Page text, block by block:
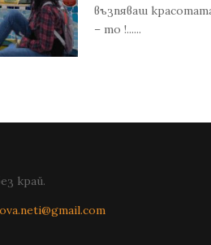
възпяваш
– то !......
край.